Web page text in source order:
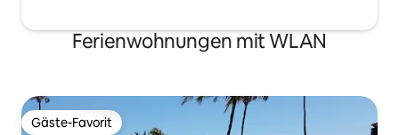
Ferienwohnungen mit WLAN
Gäste-Favorit
Gäste-Favorit